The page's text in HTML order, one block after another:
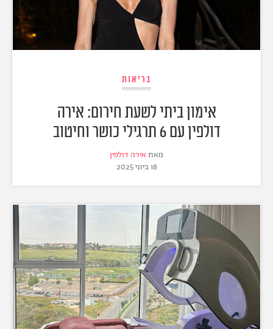
בריאות
אימון ביתי לשעת חירום: אירה
דולפין עם 6 תרגילי כושר וחיטוב
מאת אירה דולפין
18 ביוני 2025